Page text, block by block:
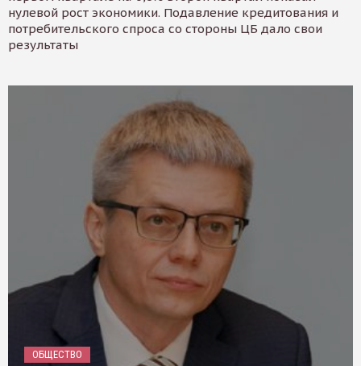
нулевой рост экономики. Подавление кредитования и
потребительского спроса со стороны ЦБ дало свои
результаты
ОБЩЕСТВО